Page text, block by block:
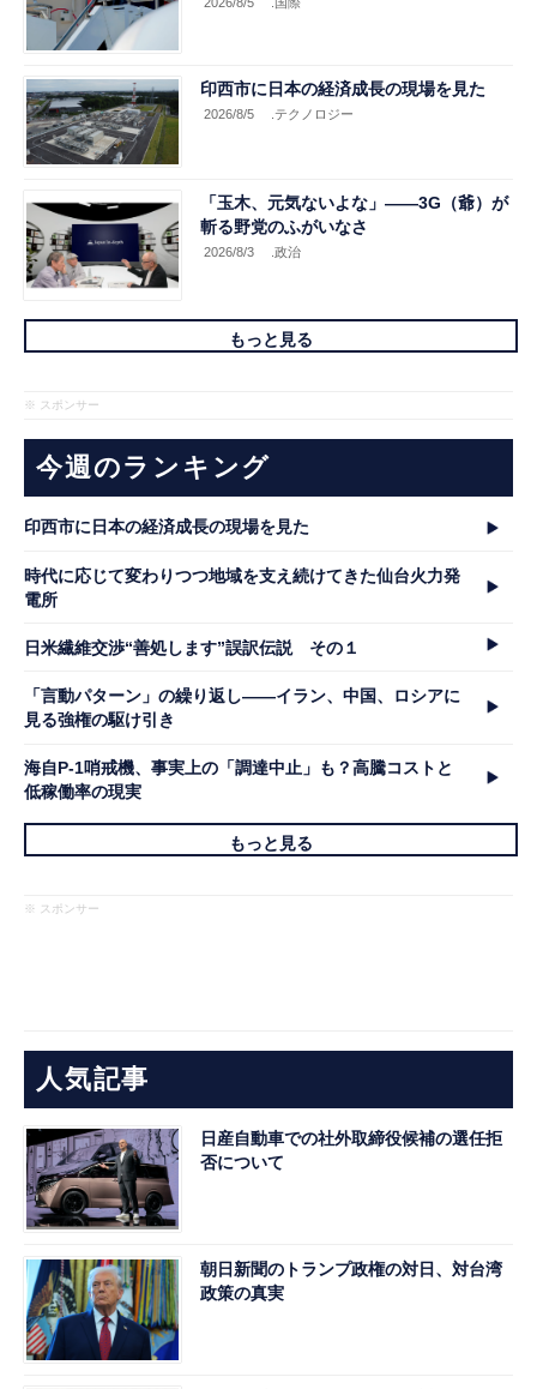
印西市に日本の経済成長の現場を見た
2026/8/5 .テクノロジー
「玉木、元気ないよな」――3G（爺）が
斬る野党のふがいなさ
2026/8/3 .政治
もっと見る
※ スポンサー
今週のランキング
印西市に日本の経済成長の現場を見た
時代に応じて変わりつつ地域を支え続けてきた仙台火力発
電所
日米繊維交渉“善処します”誤訳伝説 その１
「言動パターン」の繰り返し――イラン、中国、ロシアに
見る強権の駆け引き
海自P-1哨戒機、事実上の「調達中止」も？高騰コストと
低稼働率の現実
もっと見る
※ スポンサー
人気記事
日産自動車での社外取締役候補の選任拒
否について
朝日新聞のトランプ政権の対日、対台湾
政策の真実